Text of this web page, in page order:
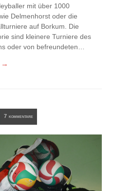
mit über 1000
Delmenhorst oder die
auf Borkum. Die
sind kleinere Turniere des
oder von befreundeten…
→
7 KOMMENTARE